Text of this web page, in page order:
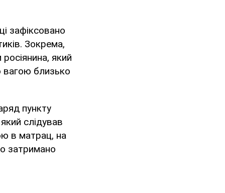
зафіксовано
Зокрема,
який
вагою близько
пункту
слідував
в матрац, на
затримано